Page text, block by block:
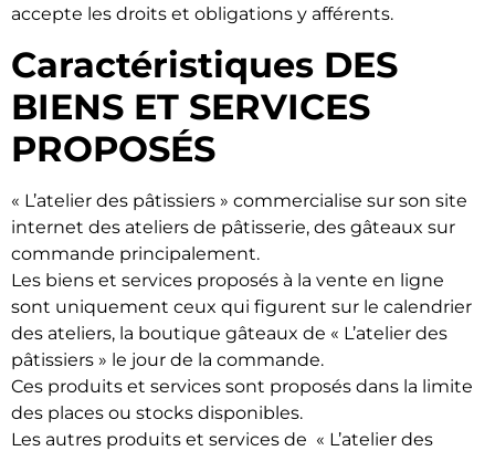
accepte les droits et obligations y afférents.
Caractéristiques DES
BIENS ET SERVICES
PROPOSÉS
« L’atelier des pâtissiers » commercialise sur son site
internet des ateliers de pâtisserie, des gâteaux sur
commande principalement.
Les biens et services proposés à la vente en ligne
sont uniquement ceux qui figurent sur le calendrier
des ateliers, la boutique gâteaux de « L’atelier des
pâtissiers » le jour de la commande.
Ces produits et services sont proposés dans la limite
des places ou stocks disponibles.
Les autres produits et services de « L’atelier des